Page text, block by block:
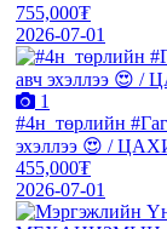
755,000₮
2026-07-01
1
#4н_төрлийн
эхэллээ 😍 /
455,000₮
2026-07-01